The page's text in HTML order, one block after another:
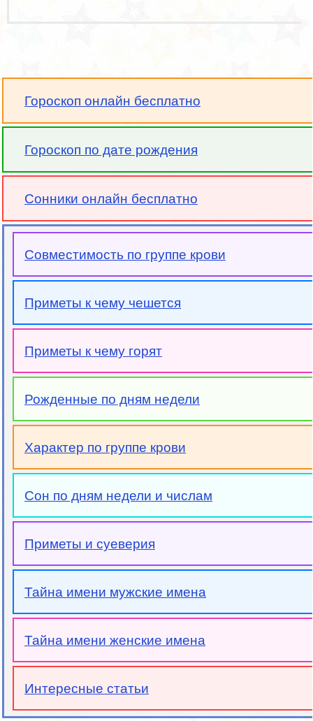
Гороскоп онлайн бесплатно
Гороскоп по дате рождения
Сонники онлайн бесплатно
Совместимость по группе крови
Приметы к чему чешется
Приметы к чему горят
Рожденные по дням недели
Характер по группе крови
Сон по дням недели и числам
Приметы и суеверия
Тайна имени мужские имена
Тайна имени женские имена
Интересные статьи